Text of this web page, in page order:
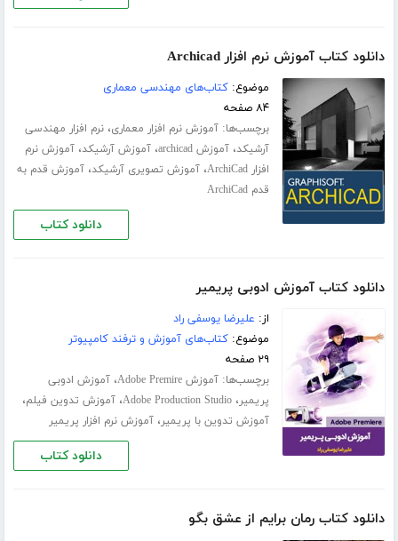
دانلود کتاب آموزش نرم افزار Archicad
موضوع:کتاب‌های مهندسی معماری
۸۴ صفحه
برچسب‌ها:آموزش نرم افزار معماری،نرم افزار مهندسی
آرشیکد،آموزش archicad ،آموزش آرشیکد،آموزش نرم
افزار ArchiCad
،آموزش تصویری آرشیکد،آموزش قدم به
قدم ArchiCad
دانلود کتاب
دانلود کتاب آموزش ادوبی پریمیر
از: علیرضا یوسفی راد
موضوع:کتاب‌های آموزش و ترفند کامپیوتر
۲۹ صفحه
برچسب‌ها:آموزش Adobe Premire ،آموزش ادوبی
پریمیر،Adobe Production Studio،آموزش تدوین فیلم،
آموزش تدوین با پریمیر،آموزش نرم افزار پریمیر
دانلود کتاب
دانلود کتاب رمان برایم از عشق بگو